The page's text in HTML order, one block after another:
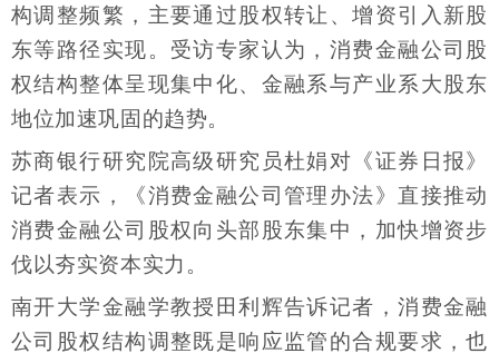
构调整频繁，主要通过股权转让、增资引入新股
东等路径实现。受访专家认为，消费金融公司股
权结构整体呈现集中化、金融系与产业系大股东
地位加速巩固的趋势。
苏商银行研究院高级研究员杜娟对《证券日报》
记者表示，《消费金融公司管理办法》直接推动
消费金融公司股权向头部股东集中，加快增资步
伐以夯实资本实力。
南开大学金融学教授田利辉告诉记者，消费金融
公司股权结构调整既是响应监管的合规要求，也